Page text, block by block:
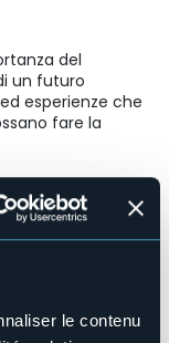
le contenu
del
un futuro
esperienze che
fare la
da fatica